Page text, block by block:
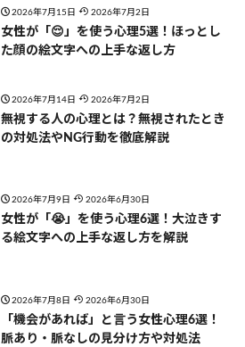
2026年7月15日 2026年7月2日
女性が「😌」を使う心理5選！ほっとし
た顔の絵文字への上手な返し方
2026年7月14日 2026年7月2日
無視する人の心理とは？無視されたとき
の対処法やNG行動を徹底解説
2026年7月9日 2026年6月30日
女性が「😭」を使う心理6選！大泣きす
る絵文字への上手な返し方を解説
2026年7月8日 2026年6月30日
「機会があれば」と言う女性心理6選！
脈あり・脈なしの見分け方や対処法